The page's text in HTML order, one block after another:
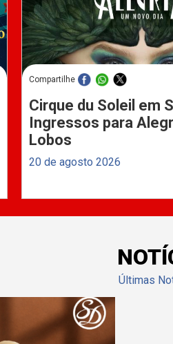
Compartilhe
Cirque du Soleil em
Ingressos para
Lobos
20 de agosto 2026
Últimas